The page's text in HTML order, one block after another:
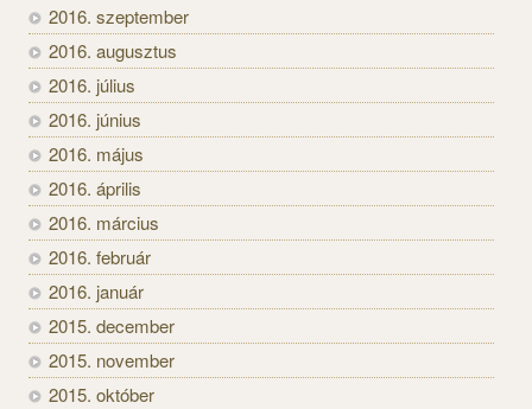
2016. szeptember
2016. augusztus
2016. július
2016. június
2016. május
2016. április
2016. március
2016. február
2016. január
2015. december
2015. november
2015. október